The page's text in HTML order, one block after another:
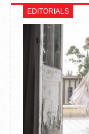
EDITORIALS